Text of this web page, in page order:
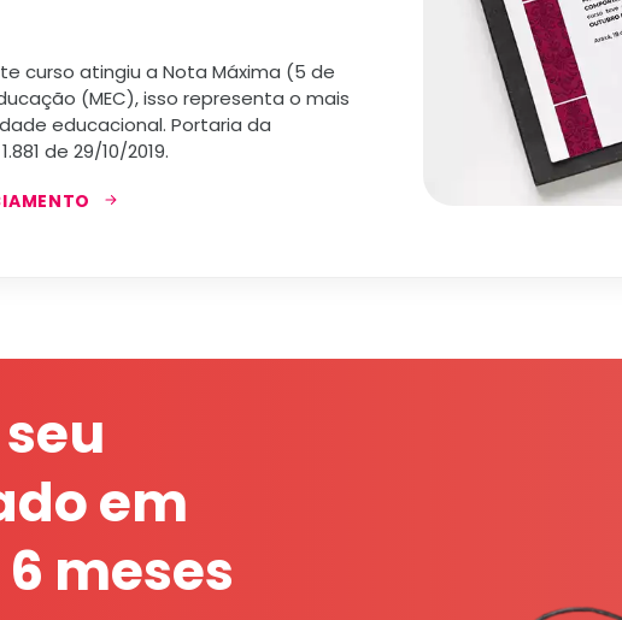
curso atingiu a Nota Máxima (5 de
(MEC), isso representa o mais
educacional. Portaria da
de 29/10/2019.
em
meses